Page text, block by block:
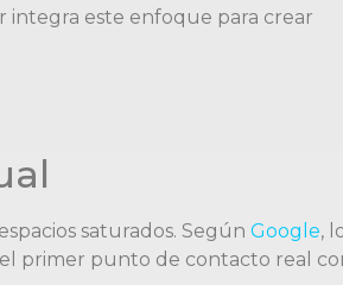
integra este enfoque para crear
saturados. Según Google,
primer punto de contacto real